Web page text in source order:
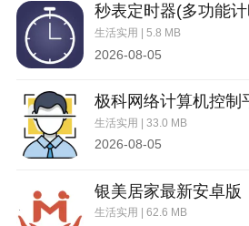
秒表定时器(多功能
生活实用 | 5.8 MB
2026-08-05
生活实用 | 33.0 MB
2026-08-05
银美居家最新安卓版
生活实用 | 62.6 MB